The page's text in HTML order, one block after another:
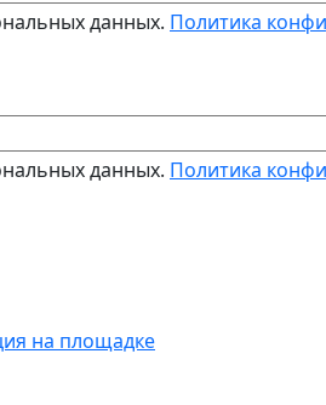
данных. Политика
данных. Политика
на площадке